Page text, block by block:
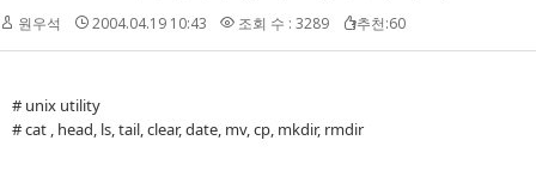
원우석 2004.04.19 10:43 조회 수 : 3289 추천:60
# unix utility
# cat , head, ls, tail, clear, date, mv, cp, mkdir, rmdir